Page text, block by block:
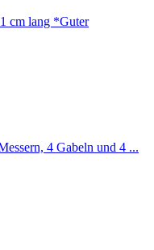
cm lang *Guter
4 Gabeln und 4 ...